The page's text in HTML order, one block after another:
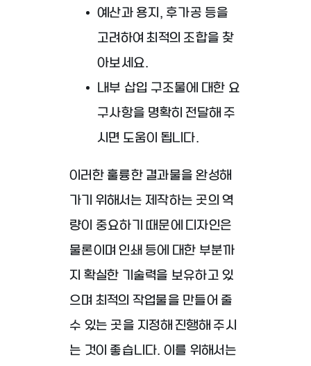
예산과 용지, 후가공 등을
고려하여 최적의 조합을 찾
아보세요.
내부 삽입 구조물에 대한 요
구사항을 명확히 전달해 주
시면 도움이 됩니다.
이러한 훌륭한 결과물을 완성해
가기 위해서는 제작하는 곳의 역
량이 중요하기 때문에 디자인은
물론이며 인쇄 등에 대한 부분까
지 확실한
기술력을 보유하고 있
으며 최적의 작업물을 만들어 줄
수 있는 곳을 지정해 진행해 주시
는 것이 좋습니다. 이를 위해서는